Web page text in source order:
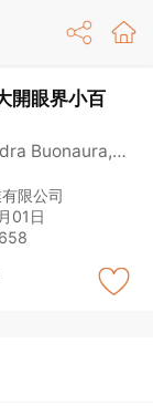
開眼界小百
Buonaura,
限公司
01日